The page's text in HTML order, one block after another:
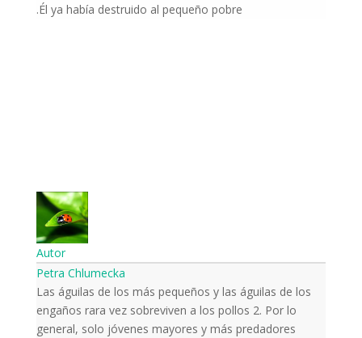
Él ya había destruido al pequeño pobre.
Autor
Petra Chlumecka
Las águilas de los más pequeños y las águilas de los
engaños rara vez sobreviven a los pollos 2. Por lo
general, solo jóvenes mayores y más predadores